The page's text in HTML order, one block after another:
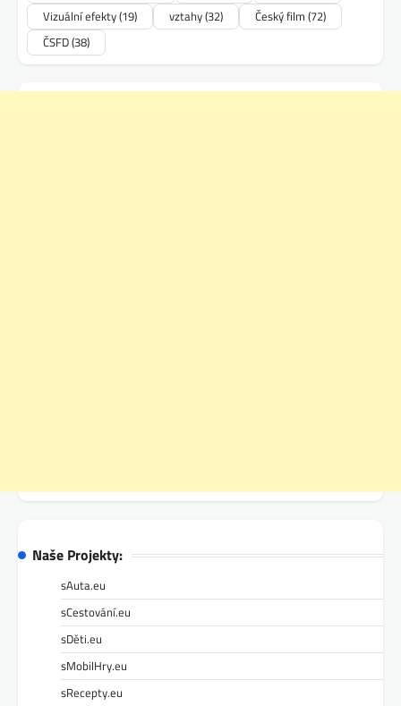
Vizuální efekty(19) vztahy(32) Český film (72)
ČSFD(38)
Naše Projekty:
sAuta.eu
sCestování.eu
sDěti.eu
sMobilHry.eu
sRecepty.eu